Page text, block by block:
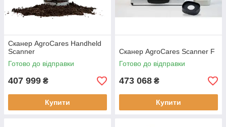
Сканер AgroCares Handheld
Scanner
Готово до відправки
407 999 ₴
Купити
Сканер AgroCares Scanner F
Готово до відправки
473 068 ₴
Купити